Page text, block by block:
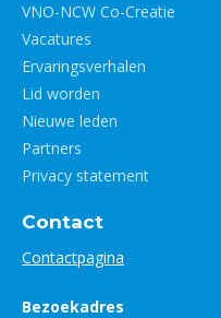
VNO-NCW Co-Creatie
Vacatures
Ervaringsverhalen
Lid worden
Nieuwe leden
Partners
Privacy statement
Contact
Contactpagina
Bezoekadres